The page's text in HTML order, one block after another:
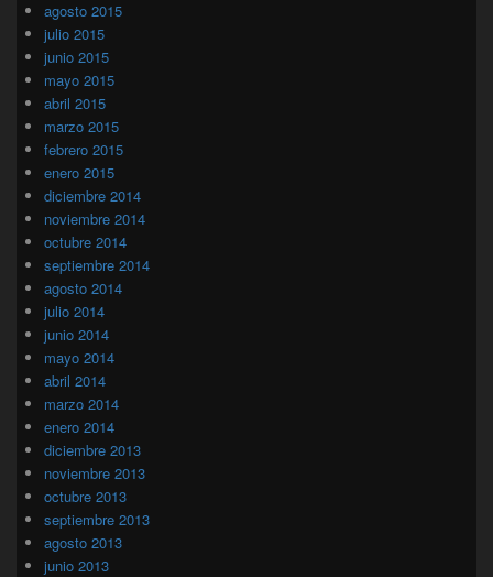
agosto 2015
julio 2015
junio 2015
mayo 2015
abril 2015
marzo 2015
febrero 2015
enero 2015
diciembre 2014
noviembre 2014
octubre 2014
septiembre 2014
agosto 2014
julio 2014
junio 2014
mayo 2014
abril 2014
marzo 2014
enero 2014
diciembre 2013
noviembre 2013
octubre 2013
septiembre 2013
agosto 2013
junio 2013